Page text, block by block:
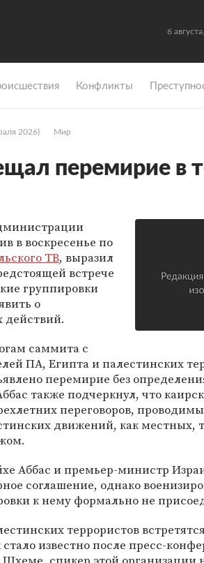
6
Конфликты
2026) Мир
перемирие в
в воскресенье по
ТВ, выразил
встрече
группировки
о
саммита с
ПА, Египта и палестинских
перемирие без
также подчеркнул, что
переговоров,
движений, как местных,
Аббас и премьер-министр
соглашение, однако
к нему формально не
террористов
известно после пресс-